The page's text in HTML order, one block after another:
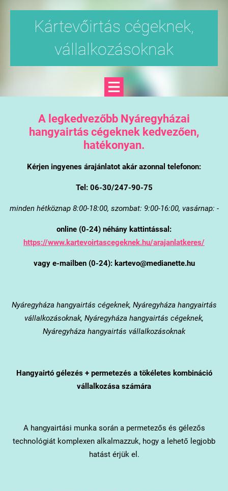
Kártevőirtás cégeknek,
vállalkozásoknak
A legkedvezőbb Nyáregyházai
hangyairtás cégeknek kedvezően,
hatékonyan.
Kérjen ingyenes árajánlatot akár azonnal telefonon:
Tel: 06-30/247-90-75
minden hétköznap 8:00-18:00, szombat: 9:00-16:00, vasárnap: -
online (0-24) néhány kattintással:
https://www.kartevoirtascegeknek.hu/arajanlatkeres/
vagy e-mailben (0-24): kartevo@medianette.hu
Nyáregyháza hangyairtás cégeknek, Nyáregyháza hangyairtás
vállalkozásoknak, Nyáregyháza hangyairtás cégeknek,
Nyáregyháza hangyairtás vállalkozásoknak
Hangyairtó gélezés + permetezés a tökéletes kombináció
vállalkozása számára
A hangyairtási munka során a permetezős és gélezős
technológiát komplexen alkalmazzuk, hogy a lehető legjobb
hatást érjük el.